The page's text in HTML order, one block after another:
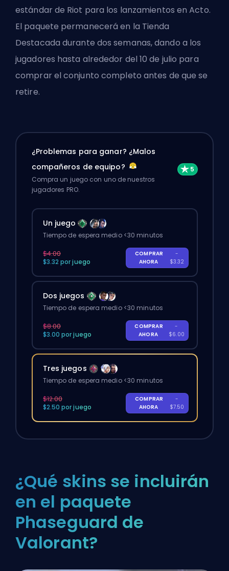
estándar de Riot para los lanzamientos en Acto.
El paquete permanecerá en la Tienda
Destacada durante dos semanas, dando a los
jugadores hasta alrededor del 10 de julio para
comprar el conjunto completo antes de que se
retire.
¿Problemas para ganar? ¿Malos
compañeros de equipo?
Compra un juego con uno de nuestros
jugadores PRO.
Un juego
Tiempo de espera medio <30 minutos
$4.00
$3.32 por juego
COMPRAR
AHORA
-
$3.32
Dos juegos
Tiempo de espera medio <30 minutos
$8.00
$3.00 por juego
COMPRAR
AHORA
-
$6.00
Tres juegos
Tiempo de espera medio <30 minutos
$12.00
$2.50 por juego
COMPRAR
AHORA
-
$7.50
¿Qué skins se incluirán
en el paquete
Phaseguard de
Valorant?